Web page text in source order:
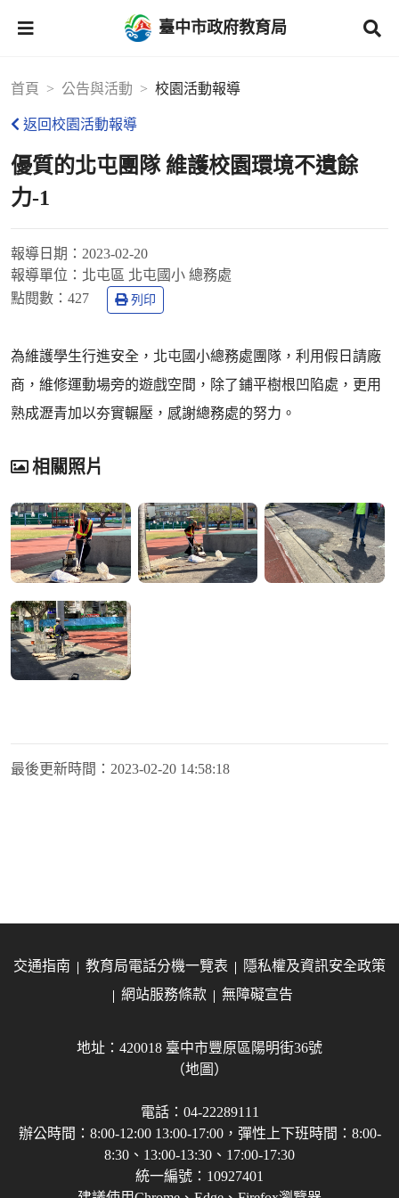
臺中市政府教育局
首頁 公告與活動 校園活動報導
返回校園活動報導
優質的北屯團隊 維護校園環境不遺餘
力-1
報導日期： 2023-02-20
報導單位： 北屯區 北屯國小 總務處
點閱數： 427 列印
為維護學生行進安全，北屯國小總務處團隊，利用假日請廠
商，維修運動場旁的遊戲空間，除了鋪平樹根凹陷處，更用
熟成瀝青加以夯實輾壓，感謝總務處的努力。
相關照片
最後更新時間： 2023-02-20 14:58:18
交通指南 教育局電話分機一覽表
隱私權及資訊安全政策
網站服務條款
無障礙宣告
地址：420018 臺中市豐原區陽明街36號
（地圖）
電話：04-22289111
辦公時間：8:00-12:00 13:00-17:00，彈性上下班時間：8:00-
8:30、13:00-13:30、17:00-17:30
統一編號：10927401